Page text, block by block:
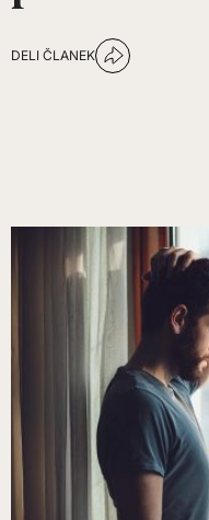
DELI ČLANEK